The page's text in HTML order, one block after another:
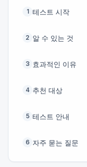
1 테스트 시작
2 알 수 있는 것
3 효과적인 이유
4 추천 대상
5 테스트 안내
6 자주 묻는 질문